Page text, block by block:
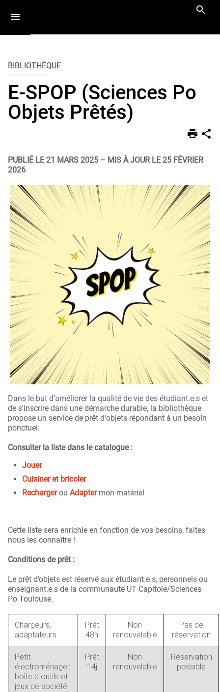
êtes
BIBLIOTHÈQUE
E-SPOP (Sciences Po
Objets Prêtés)
PUBLIÉ LE 21 MARS 2025 – MIS À JOUR LE 25 FÉVRIER
2026
spop
Dans le but d’améliorer la qualité de vie des étudiant.e.s et
de s'inscrire dans une démarche durable, la bibliothèque
propose un service de prêt d'objets répondant à un besoin
ponctuel.
Consulter la liste dans le catalogue :
Jouer
Cuisiner et bricoler
Rechargerou Adaptermon matériel
Cette liste sera enrichie en fonction de vos besoins, faites
nous les connaître !
Conditions de prêt :
Le prêt d’objets est réservé aux étudiant.e.s, personnels ou
enseignant.e.s de la communauté UT Capitole/Sciences
Po Toulouse.
Chargeurs,
adaptateurs
Prêt
48h
Non
renouvelable
Pas de
réservation
Petit
électroménager,
boîte à outils et
jeux de société
Prêt
14j
Non
renouvelable
Réservation
possible